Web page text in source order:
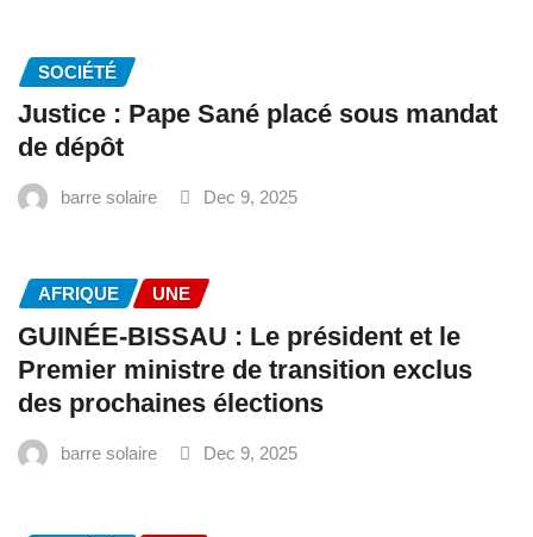
SOCIÉTÉ
Justice : Pape Sané placé sous mandat
de dépôt
barre solaire Dec 9, 2025
AFRIQUE UNE
GUINÉE-BISSAU : Le président et le
Premier ministre de transition exclus
des prochaines élections
barre solaire Dec 9, 2025